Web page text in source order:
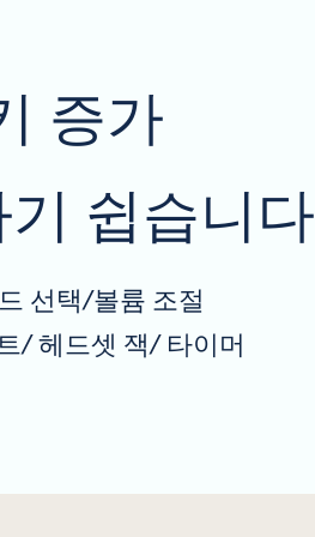
증가
쉽습니다
선택/볼륨 조절
/ 헤드셋 잭/ 타이머